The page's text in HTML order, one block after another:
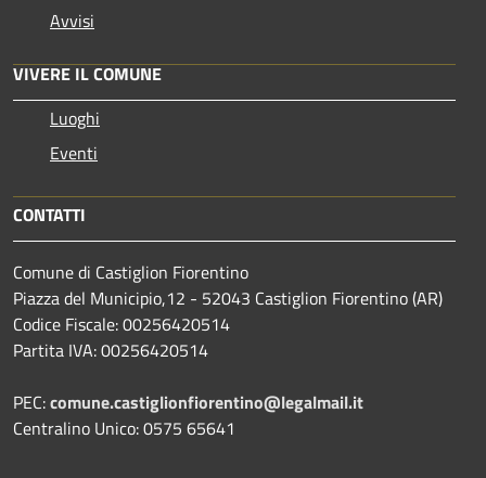
Avvisi
VIVERE IL COMUNE
Luoghi
Eventi
CONTATTI
Comune di Castiglion Fiorentino
Piazza del Municipio,12 - 52043 Castiglion Fiorentino (AR)
Codice Fiscale: 00256420514
Partita IVA: 00256420514
PEC:comune.castiglionfiorentino@legalmail.it
Centralino Unico: 0575 65641